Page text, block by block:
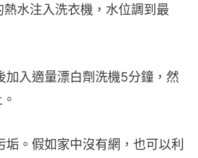
水注入洗衣機，水位調到最
加入適量漂白劑洗機5分鐘，然
。假如家中沒有網，也可以利